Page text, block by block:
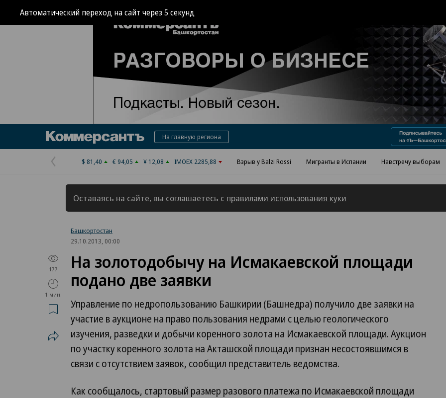
Автоматический переход на сайт через4 секунд
Реклама в «Ъ» www.kommersant.ru/ad
КоммерсантъНа главную региона
Предыдущая
страница
$ 81,40 € 94,05 ¥ 12,08 IMOEX 2285,88 Взрыв у Balzi Rossi Мигранты в Испании Навстречу выборам
Оставаясь на сайте, вы соглашаетесь с правилами использования куки
Башкортостан
29.10.2013, 00:00
177
1 мин.
На золотодобычу на Исмакаевской площади
подано две заявки
Управление по недропользованию Башкирии (Башнедра) получило две заявки на
участие в аукционе на право пользования недрами с целью геологического
изучения, разведки и добычи коренного золота на Исмакаевской площади. Аукцион
по участку коренного золота на Акташской площади признан несостоявшимся в
связи с отсутствием заявок, сообщил представитель ведомства.
Как сообщалось, стартовый размер разового платежа по Исмакаевской площади